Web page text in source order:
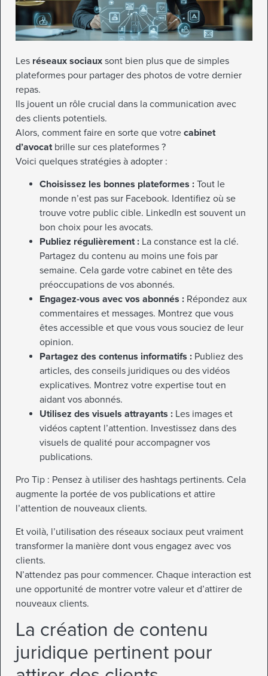
Les réseaux sociaux sont bien plus que de simples
plateformes pour partager des photos de votre dernier
repas.
Ils jouent un rôle crucial dans la communication avec
des clients potentiels.
Alors, comment faire en sorte que votre cabinet
d’avocatbrille sur ces plateformes ?
Voici quelques stratégies à adopter :
Choisissez les bonnes plateformes : Tout le
monde n’est pas sur Facebook. Identifiez où se
trouve votre public cible. LinkedIn est souvent un
bon choix pour les avocats.
Publiez régulièrement : La constance est la clé.
Partagez du contenu au moins une fois par
semaine. Cela garde votre cabinet en tête des
préoccupations de vos abonnés.
Engagez-vous avec vos abonnés : Répondez aux
commentaires et messages. Montrez que vous
êtes accessible et que vous vous souciez de leur
opinion.
Partagez des contenus informatifs : Publiez des
articles, des conseils juridiques ou des vidéos
explicatives. Montrez votre expertise tout en
aidant vos abonnés.
Utilisez des visuels attrayants : Les images et
vidéos captent l’attention. Investissez dans des
visuels de qualité pour accompagner vos
publications.
Pro Tip : Pensez à utiliser des hashtags pertinents. Cela
augmente la portée de vos publications et attire
l’attention de nouveaux clients.
Et voilà, l’utilisation des réseaux sociaux peut vraiment
transformer la manière dont vous engagez avec vos
clients.
N’attendez pas pour commencer. Chaque interaction est
une opportunité de montrer votre valeur et d’attirer de
nouveaux clients.
La création de contenu
juridique pertinent pour